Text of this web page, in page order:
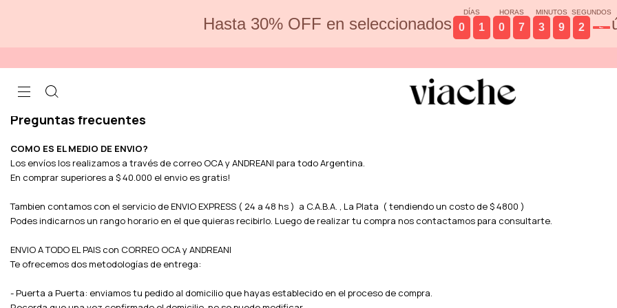
Hasta 30% OFF en seleccionados
DÍAS
0 1
HORAS
0 7
MINUTOS
3 9
SEGUNDOS
2 5
Preguntas frecuentes
COMO ES EL MEDIO DE ENVIO?
Los envíos los realizamos a través de correo OCA y ANDREANI para todo Argentina.
En comprar superiores a $ 40.000 el envio es gratis!
Tambien contamos con el servicio de ENVIO EXPRESS ( 24 a 48 hs ) a C.A.B.A. , La Plata ( tendiendo un costo de $ 4800 )
Podes indicarnos un rango horario en el que quieras recibirlo. Luego de realizar tu compra nos contactamos para consultarte.
ENVIO A TODO EL PAIS con CORREO OCA y ANDREANI
Te ofrecemos dos metodologías de entrega:
- Puerta a Puerta: enviamos tu pedido al domicilio que hayas establecido en el proceso de compra.